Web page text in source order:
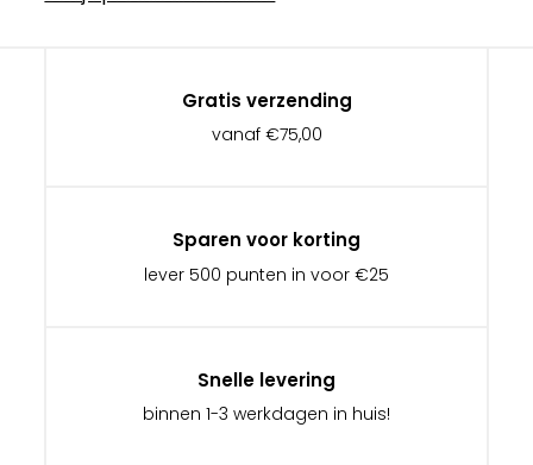
Gratis verzending
vanaf €75,00
Sparen voor korting
lever 500 punten in voor €25
Snelle levering
binnen 1-3 werkdagen in huis!